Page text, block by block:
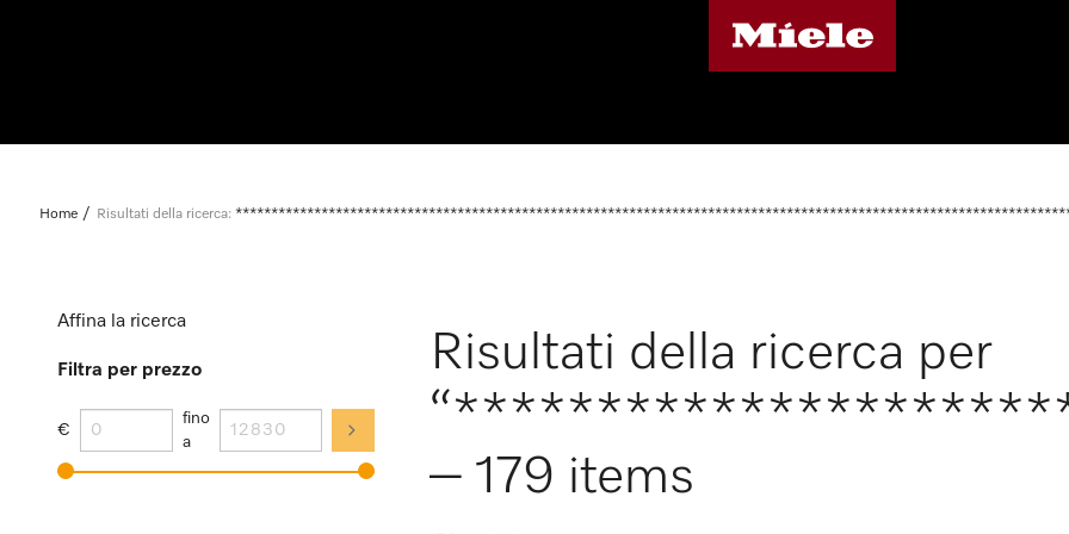
Home Risultati della ricerca:
Affina la ricerca
Filtra per prezzo
€
fino
a
Risultati della ricerca per
– 179 items